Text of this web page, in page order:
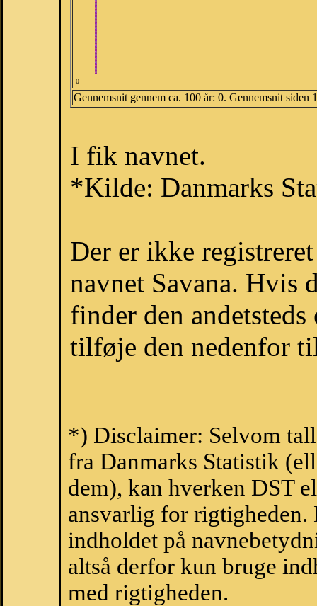
0
Gennemsnit gennem ca. 100 år: 0. Gennemsnit siden
I fik navnet.
*Kilde: Danmarks
Der er ikke
navnet Savana. Hvis
finder den
tilføje den nedenfor
*) Disclaimer: Selvom
fra Danmarks Statistik
dem), kan hverken DST
ansvarlig for
indholdet på
altså derfor kun bruge
med rigtigheden.